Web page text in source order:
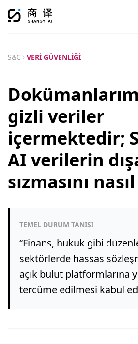
S&C VERI GÜVENLIĞI
gizli veriler
içermektedir;
AI verilerin
sızmasını
TEMEL DURUM TANISI
“Finans, hukuk gibi
sektörlerde hassas
açık bulut platformlarına
tercüme edilmesi kabul